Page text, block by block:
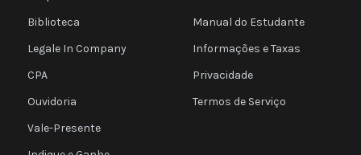
Biblioteca
Legale In Company
CPA
Ouvidoria
Vale-Presente
Manual do Estudante
Informações e Taxas
Privacidade
Termos de Serviço